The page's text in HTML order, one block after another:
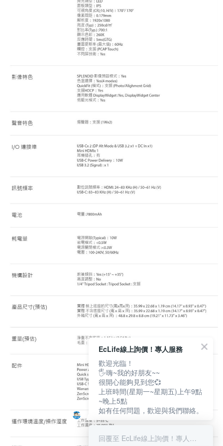
EcLife線上詢價！專人服務
歡迎光臨！
🖐嗨~我的好朋友~~
很開心能夠見到您💞
上班時間(星期一~星期五)上午9點
~晚上5點
如有任何問題，歡迎與我們聯絡。
回覆至 EcLife線上詢價！專人服務